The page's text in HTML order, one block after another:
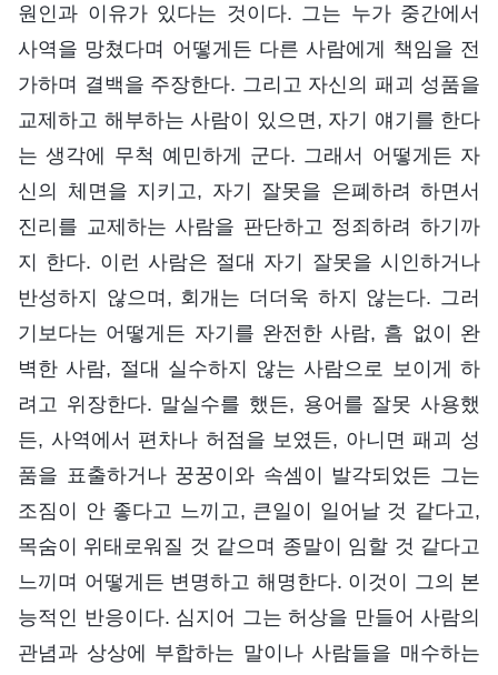
원인과 이유가 있다는 것이다. 그는 누가 중간에서
사역을 망쳤다며 어떻게든 다른 사람에게 책임을 전
가하며 결백을 주장한다. 그리고 자신의 패괴 성품을
교제하고 해부하는 사람이 있으면, 자기 얘기를 한다
는 생각에 무척 예민하게 군다. 그래서 어떻게든 자
신의 체면을 지키고, 자기 잘못을 은폐하려 하면서
진리를 교제하는 사람을 판단하고 정죄하려 하기까
지 한다. 이런 사람은 절대 자기 잘못을 시인하거나
반성하지 않으며, 회개는 더더욱 하지 않는다. 그러
기보다는 어떻게든 자기를 완전한 사람, 흠 없이 완
벽한 사람, 절대 실수하지 않는 사람으로 보이게 하
려고 위장한다. 말실수를 했든, 용어를 잘못 사용했
든, 사역에서 편차나 허점을 보였든, 아니면 패괴 성
품을 표출하거나 꿍꿍이와 속셈이 발각되었든 그는
조짐이 안 좋다고 느끼고, 큰일이 일어날 것 같다고,
목숨이 위태로워질 것 같으며 종말이 임할 것 같다고
느끼며 어떻게든 변명하고 해명한다. 이것이 그의 본
능적인 반응이다. 심지어 그는 허상을 만들어 사람의
관념과 상상에 부합하는 말이나 사람들을 매수하는